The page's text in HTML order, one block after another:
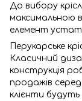
До вибору
максимальною
елемент
Перукарське
Класичний
конструкція
продажів
клієнти